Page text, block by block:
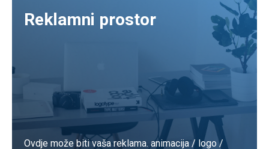
Reklamni prostor
Ovdje može biti vaša reklama. animacija / logo /